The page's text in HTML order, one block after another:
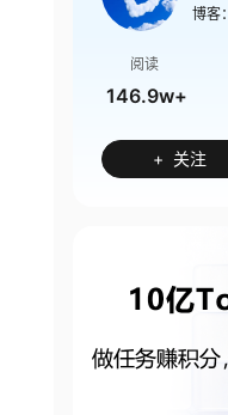
博客：
阅读
146.9w+
+ 关注